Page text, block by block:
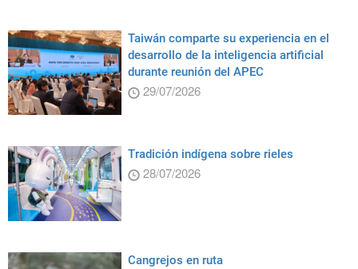
Taiwán comparte su experiencia en el
desarrollo de la inteligencia artificial
durante reunión del APEC
29/07/2026
Tradición indígena sobre rieles
28/07/2026
Cangrejos en ruta